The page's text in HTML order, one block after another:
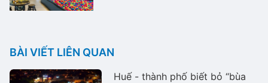
BÀI VIẾT LIÊN QUAN
Huế - thành phố biết bỏ “bùa